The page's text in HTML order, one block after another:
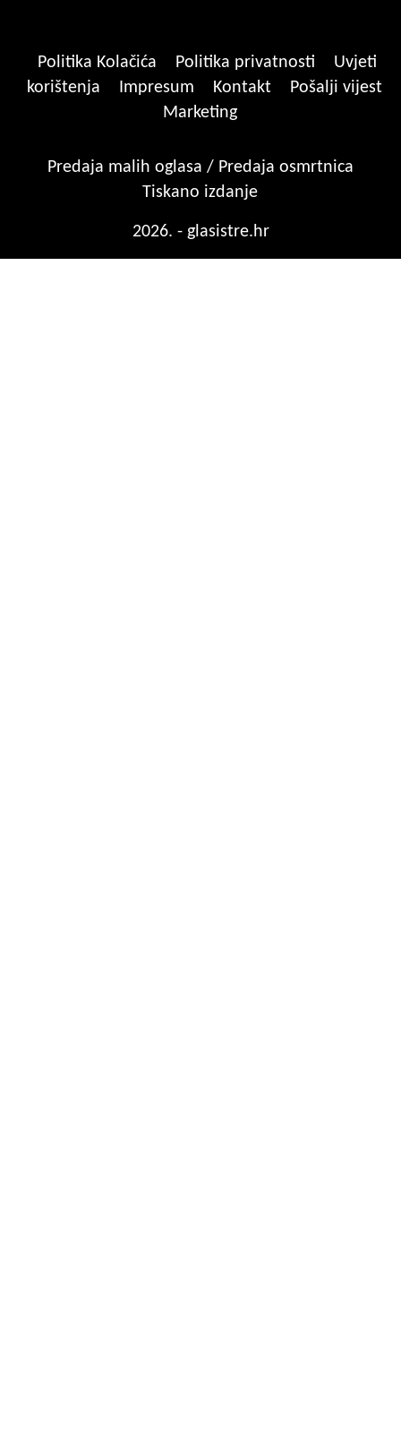
Politika Kolačića Politika privatnosti
Uvjeti
korištenja
Impresum Kontakt
Pošalji vijest
Marketing
Predaja malih oglasa / Predaja osmrtnica
Tiskano izdanje
2026. - glasistre.hr